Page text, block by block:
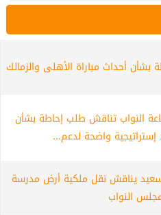
بشأن أحداث مباراة الأهلى والزمالك
النواب تناقش طلب إحاطة بشأن
واضحة لدعم...
يناقش نقل ملكية أرض مدرسة
النواب